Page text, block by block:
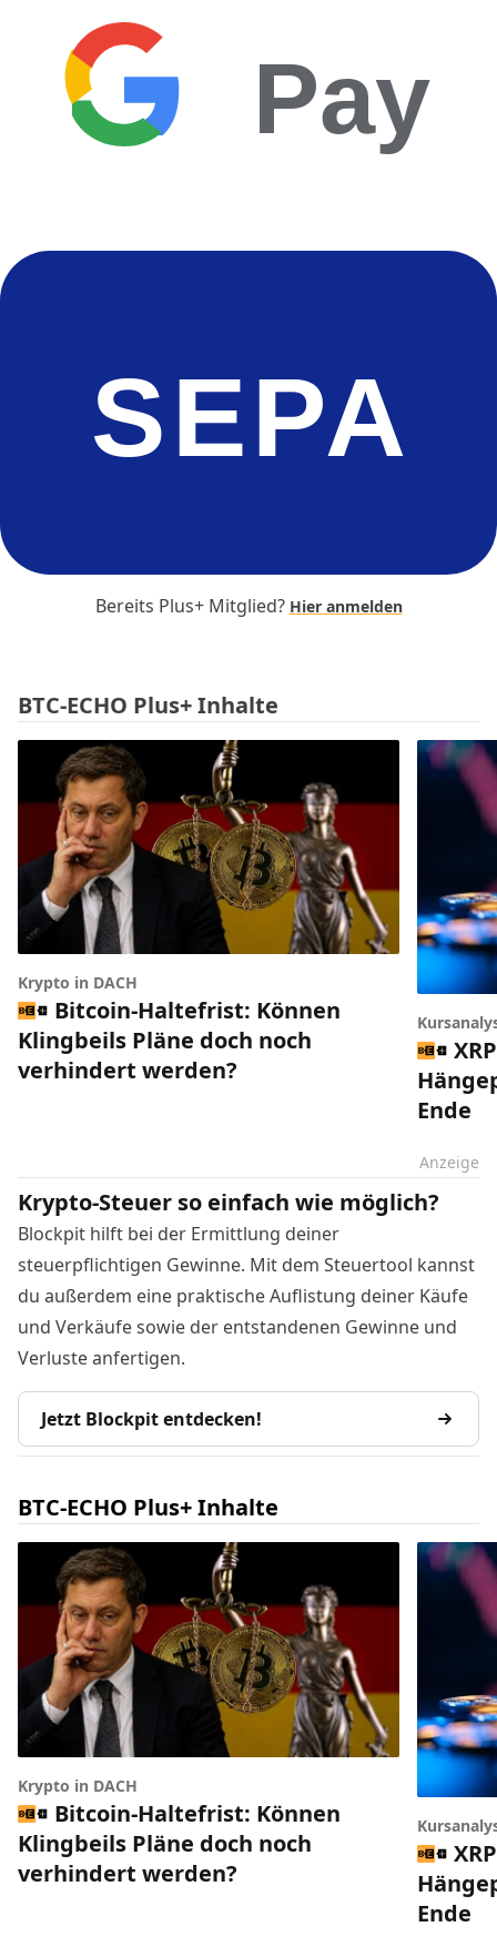
Pay
SEPA
Bereits Plus+ Mitglied? Hier anmelden
BTC-ECHO Plus+ Inhalte
Krypto in DACH
Bitcoin-Haltefrist: Können
Klingbeils Pläne doch noch
verhindert werden?
Ende
Anzeige
Krypto-Steuer so einfach wie möglich?
Blockpit hilft bei der Ermittlung deiner
steuerpflichtigen Gewinne. Mit dem Steuertool kannst
du außerdem eine praktische Auflistung deiner Käufe
und Verkäufe sowie der entstandenen Gewinne und
Verluste anfertigen.
Jetzt Blockpit entdecken!
BTC-ECHO Plus+ Inhalte
Krypto in DACH
Bitcoin-Haltefrist: Können
Klingbeils Pläne doch noch
verhindert werden?
Ende